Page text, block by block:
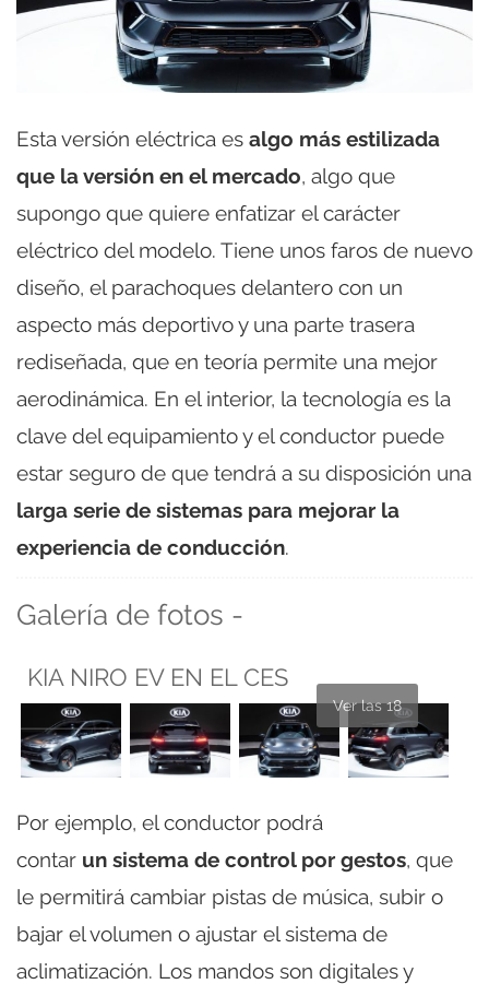
Esta versión eléctrica es algo más estilizada
que la versión en el mercado, algo que
supongo que quiere enfatizar el carácter
eléctrico del modelo. Tiene unos faros de nuevo
diseño, el parachoques delantero con un
aspecto más deportivo y una parte trasera
rediseñada, que en teoría permite una mejor
aerodinámica. En el interior, la tecnología es la
clave del equipamiento y el conductor puede
estar seguro de que tendrá a su disposición una
larga serie de sistemas para mejorar la
experiencia de conducción.
Galería de fotos -
KIA NIRO EV EN EL CES
Ver las 18
Por ejemplo, el conductor podrá
contar un sistema de control por gestos, que
le permitirá cambiar pistas de música, subir o
bajar el volumen o ajustar el sistema de
aclimatización. Los mandos son digitales y